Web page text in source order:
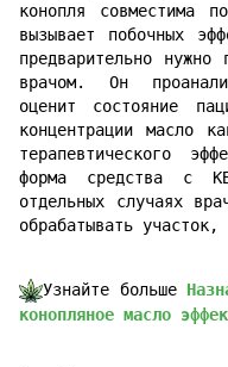
конопля совместима
вызывает побочных
предварительно нужно
врачом. Он
оценит состояние
концентрации масло
терапевтического
форма средства с
отдельных случаях
обрабатывать
Узнайте больше
конопляное масло